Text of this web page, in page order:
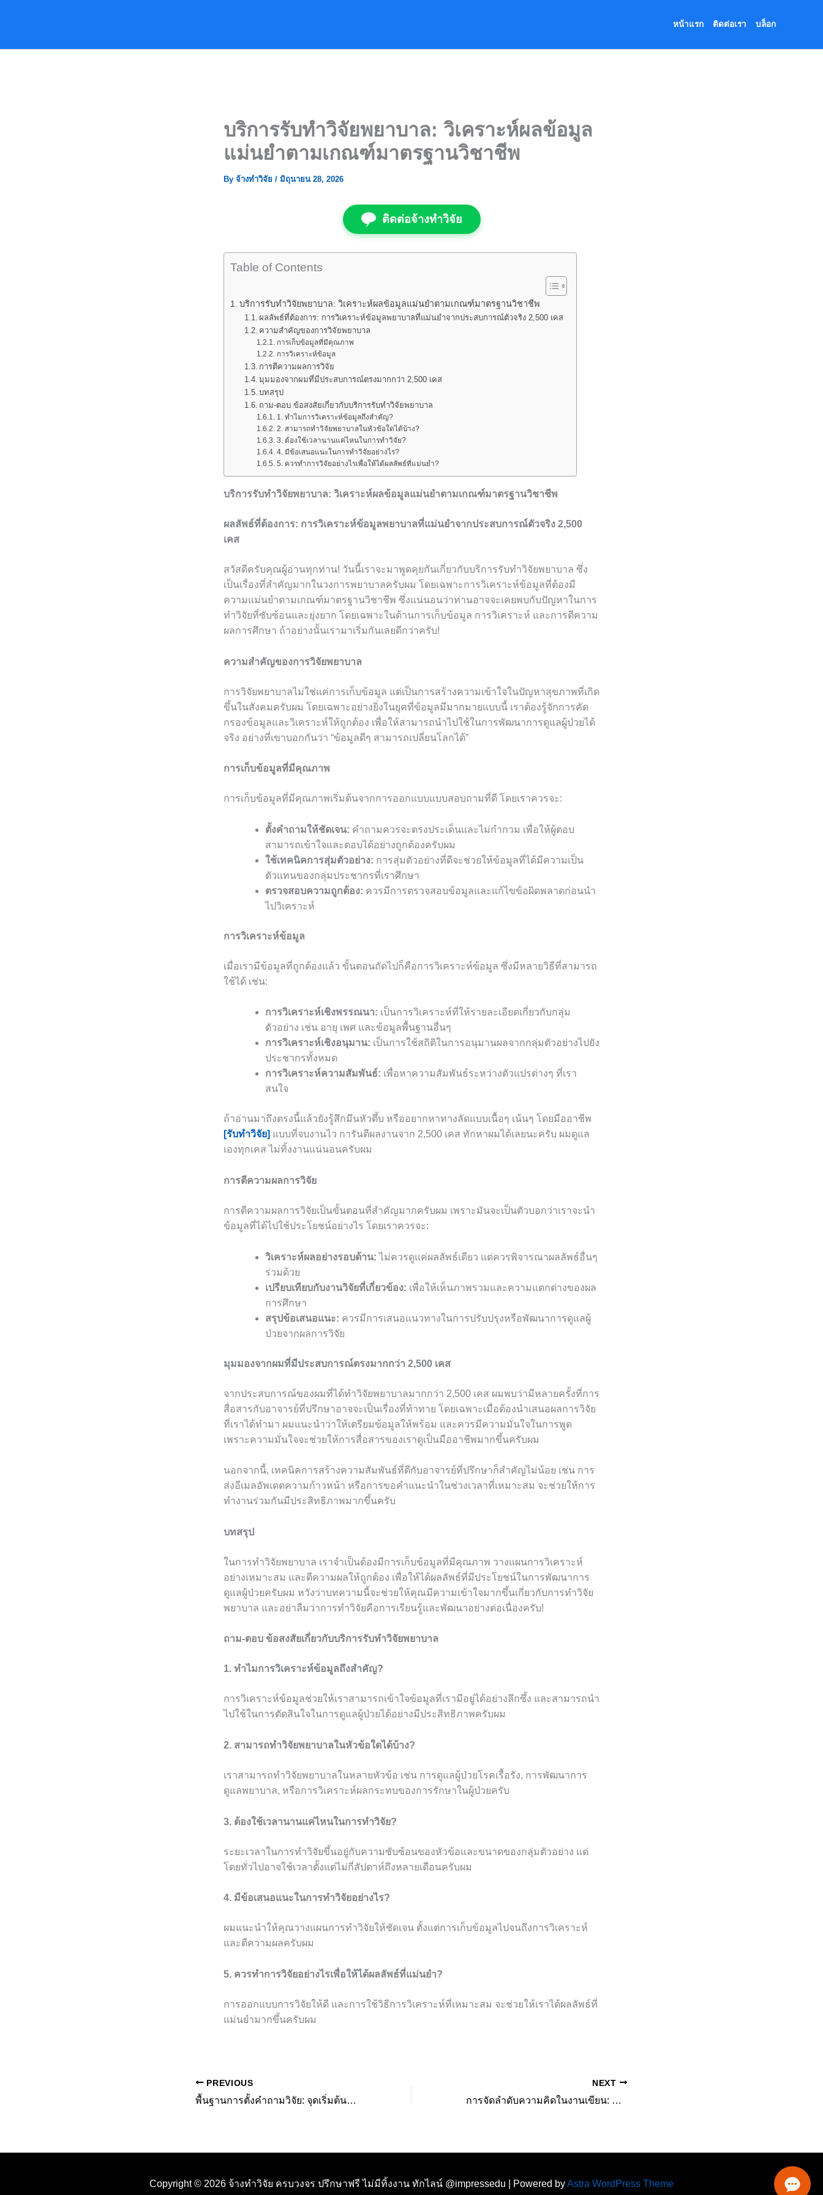
หน้าแรก ติดต่อเรา บล็อก
บริการรับทำวิจัยพยาบาล: วิเคราะห์ผลข้อมูล
แม่นยำตามเกณฑ์มาตรฐานวิชาชีพ
By จ้างทำวิจัย / มิถุนายน 28, 2026
ติดต่อจ้างทำวิจัย
Table of Contents
บริการรับทำวิจัยพยาบาล: วิเคราะห์ผลข้อมูลแม่นยำตามเกณฑ์มาตรฐานวิชาชีพ
ผลลัพธ์ที่ต้องการ: การวิเคราะห์ข้อมูลพยาบาลที่แม่นยำจากประสบการณ์ตัวจริง 2,500 เคส
ความสำคัญของการวิจัยพยาบาล
การเก็บข้อมูลที่มีคุณภาพ
การวิเคราะห์ข้อมูล
การตีความผลการวิจัย
มุมมองจากผมที่มีประสบการณ์ตรงมากกว่า 2,500 เคส
บทสรุป
ถาม-ตอบ ข้อสงสัยเกี่ยวกับบริการรับทำวิจัยพยาบาล
1. ทำไมการวิเคราะห์ข้อมูลถึงสำคัญ?
2. สามารถทำวิจัยพยาบาลในหัวข้อใดได้บ้าง?
3. ต้องใช้เวลานานแค่ไหนในการทำวิจัย?
4. มีข้อเสนอแนะในการทำวิจัยอย่างไร?
5. ควรทำการวิจัยอย่างไรเพื่อให้ได้ผลลัพธ์ที่แม่นยำ?
บริการรับทำวิจัยพยาบาล: วิเคราะห์ผลข้อมูลแม่นยำตามเกณฑ์มาตรฐานวิชาชีพ
ผลลัพธ์ที่ต้องการ: การวิเคราะห์ข้อมูลพยาบาลที่แม่นยำจากประสบการณ์ตัวจริง 2,500
เคส
สวัสดีครับคุณผู้อ่านทุกท่าน! วันนี้เราจะมาพูดคุยกันเกี่ยวกับบริการรับทำวิจัยพยาบาล ซึ่ง
เป็นเรื่องที่สำคัญมากในวงการพยาบาลครับผม โดยเฉพาะการวิเคราะห์ข้อมูลที่ต้องมี
ความแม่นยำตามเกณฑ์มาตรฐานวิชาชีพ ซึ่งแน่นอนว่าท่านอาจจะเคยพบกับปัญหาในการ
ทำวิจัยที่ซับซ้อนและยุ่งยาก โดยเฉพาะในด้านการเก็บข้อมูล การวิเคราะห์ และการตีความ
ผลการศึกษา ถ้าอย่างนั้นเรามาเริ่มกันเลยดีกว่าครับ!
ความสำคัญของการวิจัยพยาบาล
การวิจัยพยาบาลไม่ใช่แค่การเก็บข้อมูล แต่เป็นการสร้างความเข้าใจในปัญหาสุขภาพที่เกิด
ขึ้นในสังคมครับผม โดยเฉพาะอย่างยิ่งในยุคที่ข้อมูลมีมากมายแบบนี้ เราต้องรู้จักการคัด
กรองข้อมูลและวิเคราะห์ให้ถูกต้อง เพื่อให้สามารถนำไปใช้ในการพัฒนาการดูแลผู้ป่วยได้
จริง อย่างที่เขาบอกกันว่า “ข้อมูลดีๆ สามารถเปลี่ยนโลกได้”
การเก็บข้อมูลที่มีคุณภาพ
การเก็บข้อมูลที่มีคุณภาพเริ่มต้นจากการออกแบบแบบสอบถามที่ดี โดยเราควรจะ:
ตั้งคำถามให้ชัดเจน: คำถามควรจะตรงประเด็นและไม่กำกวม เพื่อให้ผู้ตอบ
สามารถเข้าใจและตอบได้อย่างถูกต้องครับผม
ใช้เทคนิคการสุ่มตัวอย่าง: การสุ่มตัวอย่างที่ดีจะช่วยให้ข้อมูลที่ได้มีความเป็น
ตัวแทนของกลุ่มประชากรที่เราศึกษา
ตรวจสอบความถูกต้อง: ควรมีการตรวจสอบข้อมูลและแก้ไขข้อผิดพลาดก่อนนำ
ไปวิเคราะห์
การวิเคราะห์ข้อมูล
เมื่อเรามีข้อมูลที่ถูกต้องแล้ว ขั้นตอนถัดไปก็คือการวิเคราะห์ข้อมูล ซึ่งมีหลายวิธีที่สามารถ
ใช้ได้ เช่น:
การวิเคราะห์เชิงพรรณนา: เป็นการวิเคราะห์ที่ให้รายละเอียดเกี่ยวกับกลุ่ม
ตัวอย่าง เช่น อายุ เพศ และข้อมูลพื้นฐานอื่นๆ
การวิเคราะห์เชิงอนุมาน: เป็นการใช้สถิติในการอนุมานผลจากกลุ่มตัวอย่างไปยัง
ประชากรทั้งหมด
การวิเคราะห์ความสัมพันธ์: เพื่อหาความสัมพันธ์ระหว่างตัวแปรต่างๆ ที่เรา
สนใจ
ถ้าอ่านมาถึงตรงนี้แล้วยังรู้สึกมึนหัวตึ้บ หรืออยากหาทางลัดแบบเนื้อๆ เน้นๆ โดยมืออาชีพ
[รับทำวิจัย] แบบที่จบงานไว การันตีผลงานจาก 2,500 เคส ทักหาผมได้เลยนะครับ ผมดูแล
เองทุกเคส ไม่ทิ้งงานแน่นอนครับผม
การตีความผลการวิจัย
การตีความผลการวิจัยเป็นขั้นตอนที่สำคัญมากครับผม เพราะมันจะเป็นตัวบอกว่าเราจะนำ
ข้อมูลที่ได้ไปใช้ประโยชน์อย่างไร โดยเราควรจะ:
วิเคราะห์ผลอย่างรอบด้าน: ไม่ควรดูแค่ผลลัพธ์เดียว แต่ควรพิจารณาผลลัพธ์อื่นๆ
ร่วมด้วย
เปรียบเทียบกับงานวิจัยที่เกี่ยวข้อง: เพื่อให้เห็นภาพรวมและความแตกต่างของผล
การศึกษา
สรุปข้อเสนอแนะ: ควรมีการเสนอแนวทางในการปรับปรุงหรือพัฒนาการดูแลผู้
ป่วยจากผลการวิจัย
มุมมองจากผมที่มีประสบการณ์ตรงมากกว่า 2,500 เคส
จากประสบการณ์ของผมที่ได้ทำวิจัยพยาบาลมากกว่า 2,500 เคส ผมพบว่ามีหลายครั้งที่การ
สื่อสารกับอาจารย์ที่ปรึกษาอาจจะเป็นเรื่องที่ท้าทาย โดยเฉพาะเมื่อต้องนำเสนอผลการวิจัย
ที่เราได้ทำมา ผมแนะนำว่าให้เตรียมข้อมูลให้พร้อม และควรมีความมั่นใจในการพูด
เพราะความมั่นใจจะช่วยให้การสื่อสารของเราดูเป็นมืออาชีพมากขึ้นครับผม
นอกจากนี้, เทคนิคการสร้างความสัมพันธ์ที่ดีกับอาจารย์ที่ปรึกษาก็สำคัญไม่น้อย เช่น การ
ส่งอีเมลอัพเดตความก้าวหน้า หรือการขอคำแนะนำในช่วงเวลาที่เหมาะสม จะช่วยให้การ
ทำงานร่วมกันมีประสิทธิภาพมากขึ้นครับ
บทสรุป
ในการทำวิจัยพยาบาล เราจำเป็นต้องมีการเก็บข้อมูลที่มีคุณภาพ วางแผนการวิเคราะห์
อย่างเหมาะสม และตีความผลให้ถูกต้อง เพื่อให้ได้ผลลัพธ์ที่มีประโยชน์ในการพัฒนาการ
ดูแลผู้ป่วยครับผม หวังว่าบทความนี้จะช่วยให้คุณมีความเข้าใจมากขึ้นเกี่ยวกับการทำวิจัย
พยาบาล และอย่าลืมว่าการทำวิจัยคือการเรียนรู้และพัฒนาอย่างต่อเนื่องครับ!
ถาม-ตอบ ข้อสงสัยเกี่ยวกับบริการรับทำวิจัยพยาบาล
1. ทำไมการวิเคราะห์ข้อมูลถึงสำคัญ?
การวิเคราะห์ข้อมูลช่วยให้เราสามารถเข้าใจข้อมูลที่เรามีอยู่ได้อย่างลึกซึ้ง และสามารถนำ
ไปใช้ในการตัดสินใจในการดูแลผู้ป่วยได้อย่างมีประสิทธิภาพครับผม
2. สามารถทำวิจัยพยาบาลในหัวข้อใดได้บ้าง?
เราสามารถทำวิจัยพยาบาลในหลายหัวข้อ เช่น การดูแลผู้ป่วยโรคเรื้อรัง, การพัฒนาการ
ดูแลพยาบาล, หรือการวิเคราะห์ผลกระทบของการรักษาในผู้ป่วยครับ
3. ต้องใช้เวลานานแค่ไหนในการทำวิจัย?
ระยะเวลาในการทำวิจัยขึ้นอยู่กับความซับซ้อนของหัวข้อและขนาดของกลุ่มตัวอย่าง แต่
โดยทั่วไปอาจใช้เวลาตั้งแต่ไม่กี่สัปดาห์ถึงหลายเดือนครับผม
4. มีข้อเสนอแนะในการทำวิจัยอย่างไร?
ผมแนะนำให้คุณวางแผนการทำวิจัยให้ชัดเจน ตั้งแต่การเก็บข้อมูลไปจนถึงการวิเคราะห์
และตีความผลครับผม
5. ควรทำการวิจัยอย่างไรเพื่อให้ได้ผลลัพธ์ที่แม่นยำ?
การออกแบบการวิจัยให้ดี และการใช้วิธีการวิเคราะห์ที่เหมาะสม จะช่วยให้เราได้ผลลัพธ์ที่
แม่นยำมากขึ้นครับผม
PREVIOUS
พื้นฐานการตั้งคำถามวิจัย: จุดเริ่มต้นของงานคุณภาพ มาตรฐานระดับสากล
NEXT
การจัดลำดับความคิดในงานเขียน: คู่มือการเขียนวิจัยอย่างเป็นระบบและต่อเนื่อง
Copyright © 2026 จ้างทำวิจัย ครบวงจร ปรึกษาฟรี ไม่มีทิ้งงาน ทักไลน์ @impressedu | Powered byAstra WordPress Theme